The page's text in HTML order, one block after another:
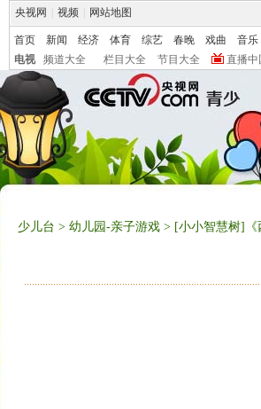
央视网 视频 网站地图
首页 新闻 经济 体育 综艺 春晚 戏曲 音乐
电视
频道大全 栏目大全 节目大全 直播中
少儿台 > 幼儿园-亲子游戏 > [小小智慧树]《